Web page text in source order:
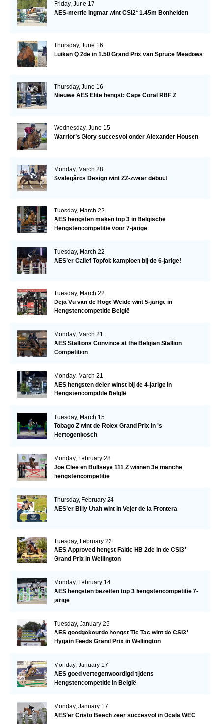
Friday, June 17
AES-merrie Ingmar wint CSI2* 1.45m Bonheiden
Thursday, June 16
Luikan Q 2de in 1.50 Grand Prix van Spruce Meadows
Thursday, June 16
Nieuwe AES Elite hengst: Cape Coral RBF Z
Wednesday, June 15
Warrior’s Glory succesvol onder Alexander Housen
Monday, March 28
Svalegårds Design wint ZZ-zwaar debuut
Tuesday, March 22
AES hengsten maken top 3 in Belgische
Hengstencompetitie voor 7-jarige
Tuesday, March 22
AES’er Calief Topfok kampioen bij de 6-jarige!
Tuesday, March 22
Deja Vu van de Hoge Weide wint 5-jarige in
Hengstencompetitie België
Monday, March 21
AES Stallions Convince at the Belgian Stallion
Competition
Monday, March 21
AES hengsten delen winst bij de 4-jarige in
Hengstencomptitie België
Tuesday, March 15
Tobago Z wint de Rolex Grand Prix in 's
Hertogenbosch
Monday, February 28
Joe Clee en Bullseye 111 Z winnen 3e manche
hengstencompetitie
Thursday, February 24
AES’er Billy Utah wint in Vejer de la Frontera
Tuesday, February 22
AES Approved hengst Faltic HB 2de in de CSI3*
Grand Prix in Wellington
Monday, February 14
AES hengsten bezetten top 3 hengstencompetitie 7-
jarige
Tuesday, January 25
AES goedgekeurde hengst Tic-Tac wint de CSI3*
Hygain Feeds Grand Prix in Wellington
Monday, January 17
AES goed vertegenwoordigd tijdens
Hengstencompetitie in België
Monday, January 17
AES’er Cristo Beech zeer succesvol in Ocala WEC